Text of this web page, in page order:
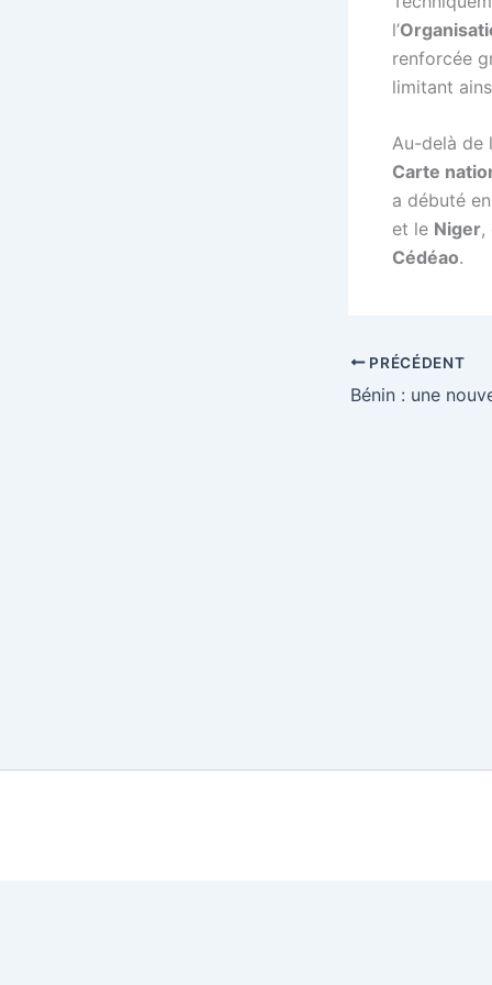
l’
renforcée
limitant
Au-delà de
Carte
a débuté
et le Niger,
Cédéao.
PRÉCÉDENT